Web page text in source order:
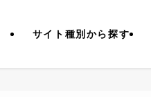
サイト種別から探す